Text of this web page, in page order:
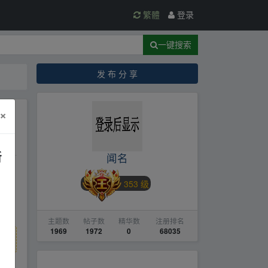
繁體 登录
一键搜索
发 布 分 享
闻名
353 级
主题数
1969
帖子数
1972
精华数
0
注册排名
68035
×